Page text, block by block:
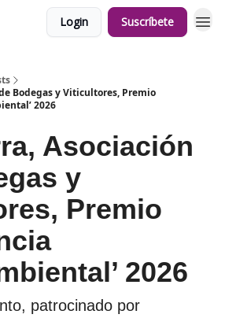
Login Suscríbete
Bodegas y Viticultores, Premio
2026
Asociación
y
Premio
2026
patrocinado por